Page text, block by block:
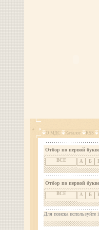
О МДС Каталог RSS
Отбор по первой
ВСЕ А Б
Отбор по первой
ВСЕ А Б
Для поиска используйте